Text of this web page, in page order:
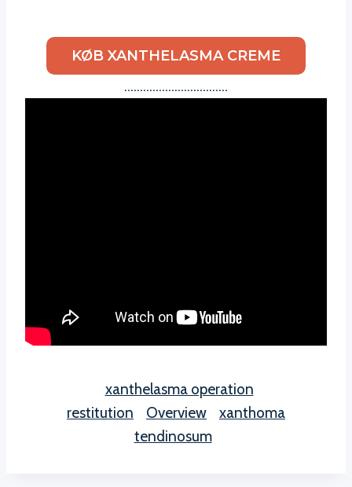
KØB XANTHELASMA CREME
……………………………
xanthelasma operation
restitution
Overview
xanthoma
tendinosum